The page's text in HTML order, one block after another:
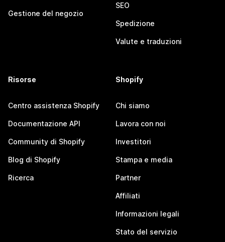
Gestione del negozio
SEO
Spedizione
Valute e traduzioni
Risorse
Centro assistenza Shopify
Documentazione API
Community di Shopify
Blog di Shopify
Ricerca
Shopify
Chi siamo
Lavora con noi
Investitori
Stampa e media
Partner
Affiliati
Informazioni legali
Stato del servizio